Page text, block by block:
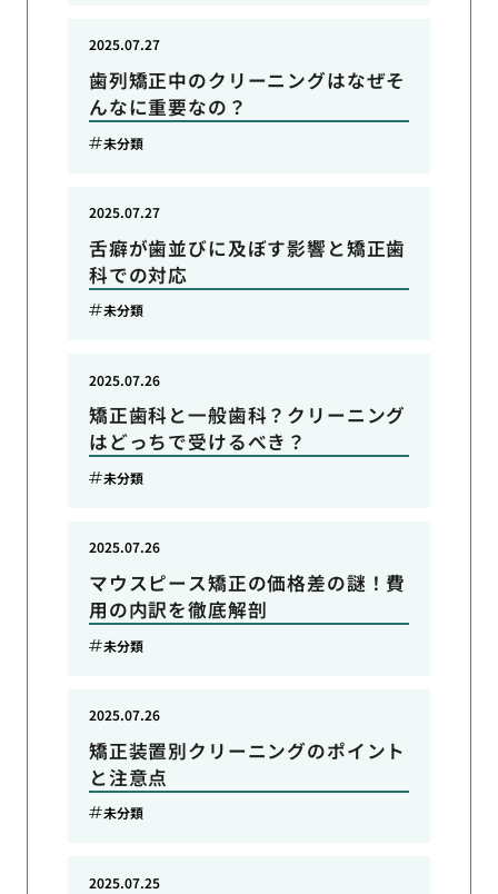
歯列矯正中のクリーニングはなぜそ
んなに重要なの？
2025.07.27
未分類
舌癖が歯並びに及ぼす影響と矯正歯
科での対応
2025.07.27
未分類
矯正歯科と一般歯科？クリーニング
はどっちで受けるべき？
2025.07.26
未分類
マウスピース矯正の価格差の謎！費
用の内訳を徹底解剖
2025.07.26
未分類
矯正装置別クリーニングのポイント
と注意点
2025.07.26
未分類
2025.07.25